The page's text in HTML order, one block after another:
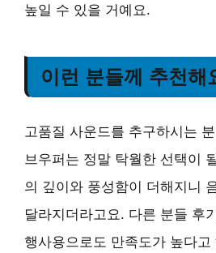
높일 수 있을 거예요.
이런 분들께 추천해
고품질 사운드를 추구하시는
브우퍼는 정말 탁월한 선택이
의 깊이와 풍성함이 더해지니
달라지더라고요. 다른 분들 후
행사용으로도 만족도가 높다